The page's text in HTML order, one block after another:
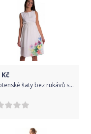
Kč
Těhotenské šaty bez rukávů s potiskem květin - ecru, Velikosti těh. moda XXL (44)